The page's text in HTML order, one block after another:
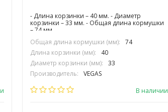
- Длина корзинки – 40 мм. - Диаметр
корзинки – 33 мм. - Общая длина кормушки
– 74 мм.
Общая длина кормушки (мм):
74
Длина корзинки (мм):
40
Диаметр корзинки (мм):
33
Производитель:
VEGAS
В наличии